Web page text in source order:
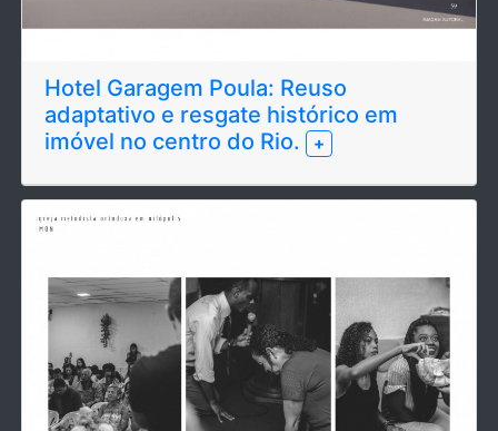
Hotel Garagem Poula: Reuso
adaptativo e resgate histórico em
imóvel no centro do Rio.
+